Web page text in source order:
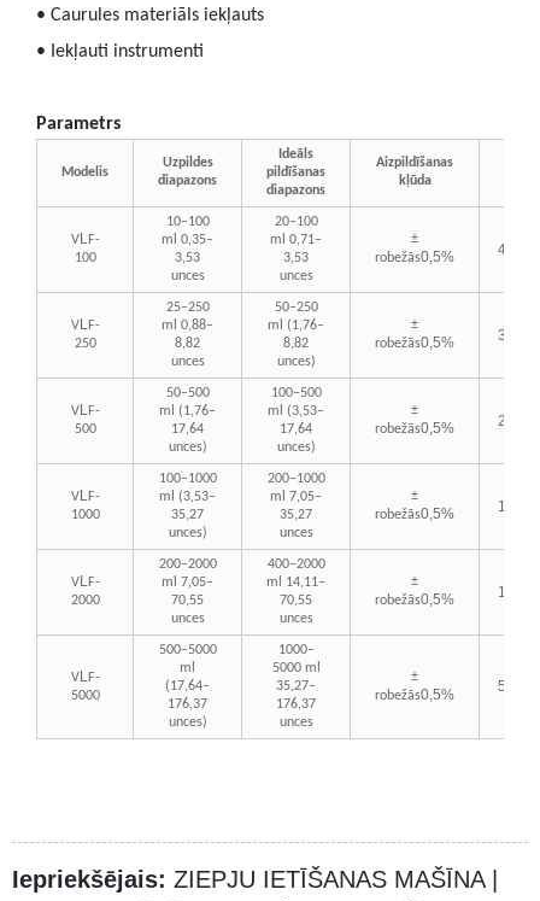
• Caurules materiāls iekļauts
• Iekļauti instrumenti
Parametrs
Modelis
Uzpildes
diapazons
Ideāls
pildīšanas
diapazons
Aizpildīšanas
kļūda
VLF-
100
10–100
ml 0,35–
3,53
unces
20–100
ml 0,71–
3,53
unces
±
robežās0,5% 4
VLF-
250
25–250
ml 0,88–
8,82
unces
50–250
ml (1,76–
8,82
unces)
±
robežās0,5% 30
VLF-
500
50–500
ml (1,76–
17,64
unces)
100–500
ml (3,53–
17,64
unces)
±
robežās0,5% 25
VLF-
1000
100–1000
ml (3,53–
35,27
unces)
200–1000
ml 7,05–
35,27
unces
±
robežās0,5% 15
VLF-
2000
200–2000
ml 7,05–
70,55
unces
400–2000
ml 14,11–
70,55
unces
±
robežās0,5% 10
VLF-
5000
500–5000
ml
(17,64–
176,37
unces)
1000–
5000 ml
35,27–
176,37
unces
±
robežās0,5% 5-
Iepriekšējais: ZIEPJU IETĪŠANAS MAŠĪNA |